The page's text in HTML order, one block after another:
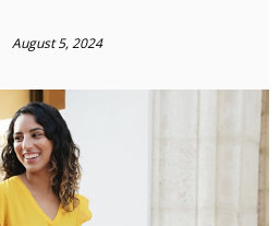
August 5, 2024